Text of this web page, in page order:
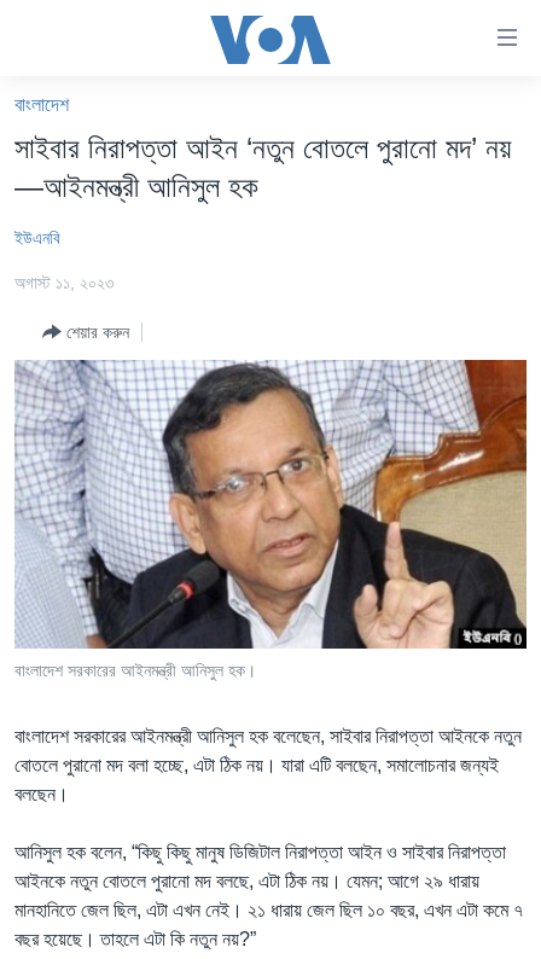
যান।
যান
যান
বাংলাদেশ
ভারত
দক্ষিণ-এশিয়া
সম্পাদকীয়
টেলিভিশন
ভিডিও
Learning English
FOLLOW US
অন্য ভাষায় ওয়েব সাইট
বাংলাদেশ
সাইবার নিরাপত্তা আইন ‘নতুন বোতলে পুরানো মদ’ নয়
—আইনমন্ত্রী আনিসুল হক
ইউএনবি
অগাস্ট ১১, ২০২৩
শেয়ার করুন
বাংলাদেশ সরকারের আইনমন্ত্রী আনিসুল হক।
বাংলাদেশ সরকারের আইনমন্ত্রী আনিসুল হক বলেছেন, সাইবার নিরাপত্তা আইনকে নতুন
বোতলে পুরানো মদ বলা হচ্ছে, এটা ঠিক নয়। যারা এটি বলছেন, সমালোচনার জন্যই
বলছেন।
আনিসুল হক বলেন, “কিছু কিছু মানুষ ডিজিটাল নিরাপত্তা আইন ও সাইবার নিরাপত্তা
আইনকে নতুন বোতলে পুরানো মদ বলছে, এটা ঠিক নয়। যেমন; আগে ২৯ ধারায়
মানহানিতে জেল ছিল, এটা এখন নেই। ২১ ধারায় জেল ছিল ১০ বছর, এখন এটা কমে ৭
বছর হয়েছে। তাহলে এটা কি নতুন নয়?”